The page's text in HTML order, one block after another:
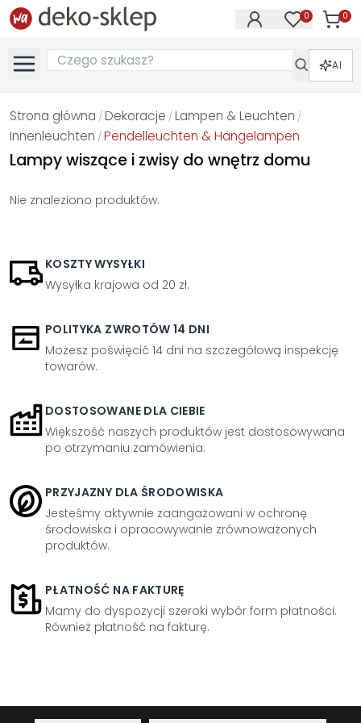
0 0
AI
Strona główna / Dekoracje / Lampen & Leuchten /
Innenleuchten /Pendelleuchten & Hängelampen
Lampy wiszące i zwisy do wnętrz domu
Nie znaleziono produktów.
KOSZTY WYSYŁKI
Wysyłka krajowa od 20 zł.
POLITYKA ZWROTÓW 14 DNI
Możesz poświęcić 14 dni na szczegółową inspekcję
towarów.
DOSTOSOWANE DLA CIEBIE
Większość naszych produktów jest dostosowywana
po otrzymaniu zamówienia.
PRZYJAZNY DLA ŚRODOWISKA
Jesteśmy aktywnie zaangażowani w ochronę
środowiska i opracowywanie zrównoważonych
produktów.
PŁATNOŚĆ NA FAKTURĘ
Mamy do dyspozycji szeroki wybór form płatności.
Również płatność na fakturę.